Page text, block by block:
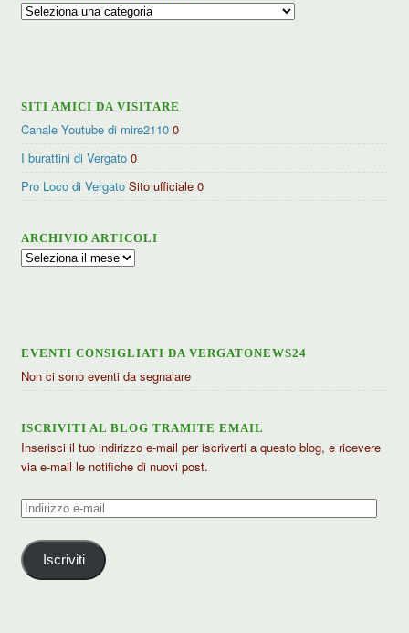
Ricerca
SITI AMICI DA VISITARE
Canale Youtube di mire2110 0
I burattini di Vergato 0
Pro Loco di Vergato Sito ufficiale 0
ARCHIVIO ARTICOLI
Archivio
EVENTI CONSIGLIATI DA VERGATONEWS24
Non ci sono eventi da segnalare
ISCRIVITI AL BLOG TRAMITE EMAIL
Inserisci il tuo indirizzo e-mail per iscriverti a questo blog, e ricevere
via e-mail le notifiche di nuovi post.
Indirizzo
mail
Iscriviti